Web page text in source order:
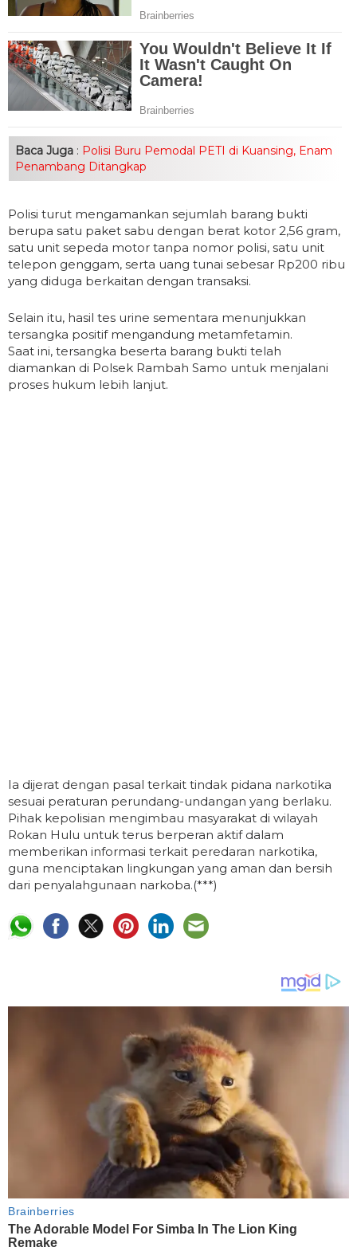
Baca Juga : Polisi Buru Pemodal PETI di Kuansing, Enam
Penambang Ditangkap
Polisi turut mengamankan sejumlah barang bukti
berupa satu paket sabu dengan berat kotor 2,56 gram,
satu unit sepeda motor tanpa nomor polisi, satu unit
telepon genggam, serta uang tunai sebesar Rp200 ribu
yang diduga berkaitan dengan transaksi.
Selain itu, hasil tes urine sementara menunjukkan
tersangka positif mengandung metamfetamin.
Saat ini, tersangka beserta barang bukti telah
diamankan di Polsek Rambah Samo untuk menjalani
proses hukum lebih lanjut.
Ia dijerat dengan pasal terkait tindak pidana narkotika
sesuai peraturan perundang-undangan yang berlaku.
Pihak kepolisian mengimbau masyarakat di wilayah
Rokan Hulu untuk terus berperan aktif dalam
memberikan informasi terkait peredaran narkotika,
guna menciptakan lingkungan yang aman dan bersih
dari penyalahgunaan narkoba.(***)